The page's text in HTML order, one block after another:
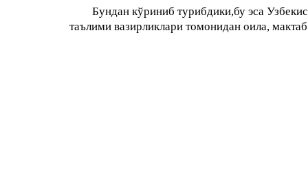
Бундан кўриниб турибдики,бу эса
таълими вазирликлари томонидан оила,